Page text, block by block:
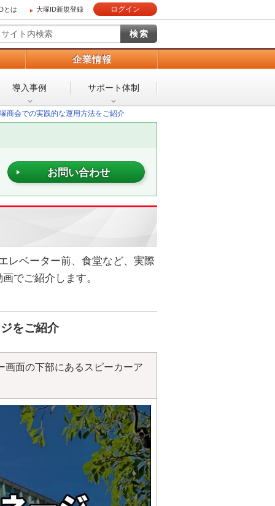
とは 大塚ID新規登録 ログイン
企業情報
導入事例 サポート体制
商会での実践的な運用方法をご紹介
お問い合わせ
レベーター前、食堂など、実際
でご紹介します。
をご紹介
画面の下部にあるスピーカーア